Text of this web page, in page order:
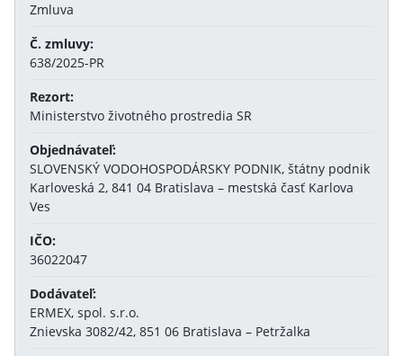
Zmluva
Č. zmluvy:
638/2025-PR
Rezort:
Ministerstvo životného prostredia SR
Objednávateľ:
SLOVENSKÝ VODOHOSPODÁRSKY PODNIK, štátny podnik
Karloveská 2, 841 04 Bratislava – mestská časť Karlova
Ves
IČO:
36022047
Dodávateľ:
ERMEX, spol. s.r.o.
Znievska 3082/42, 851 06 Bratislava – Petržalka